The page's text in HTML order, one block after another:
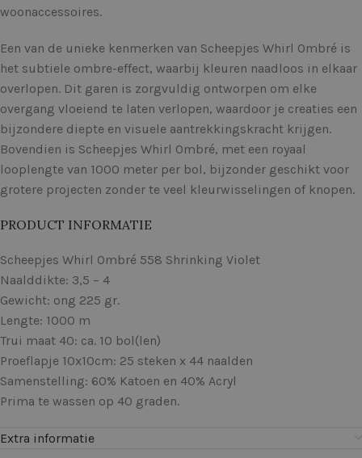
woonaccessoires.
Een van de unieke kenmerken van Scheepjes Whirl Ombré is
het subtiele ombre-effect, waarbij kleuren naadloos in elkaar
overlopen. Dit garen is zorgvuldig ontworpen om elke
overgang vloeiend te laten verlopen, waardoor je creaties een
bijzondere diepte en visuele aantrekkingskracht krijgen.
Bovendien is Scheepjes Whirl Ombré, met een royaal
looplengte van 1000 meter per bol, bijzonder geschikt voor
grotere projecten zonder te veel kleurwisselingen of knopen.
PRODUCT INFORMATIE
Scheepjes Whirl Ombré 558 Shrinking Violet
Naalddikte: 3,5 – 4
Gewicht: ong 225 gr.
Lengte: 1000 m
Trui maat 40: ca. 10 bol(len)
Proeflapje 10x10cm: 25 steken x 44 naalden
Samenstelling: 60% Katoen en 40% Acryl
Prima te wassen op 40 graden.
Extra informatie